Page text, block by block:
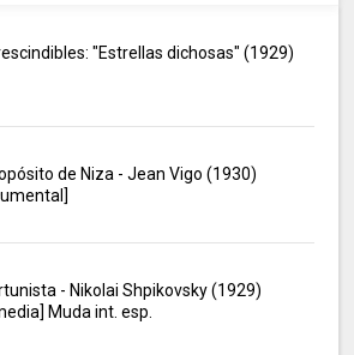
"Estrellas dichosas" (1929)
de Niza - Jean Vigo (1930)
- Nikolai Shpikovsky (1929)
Muda int. esp.